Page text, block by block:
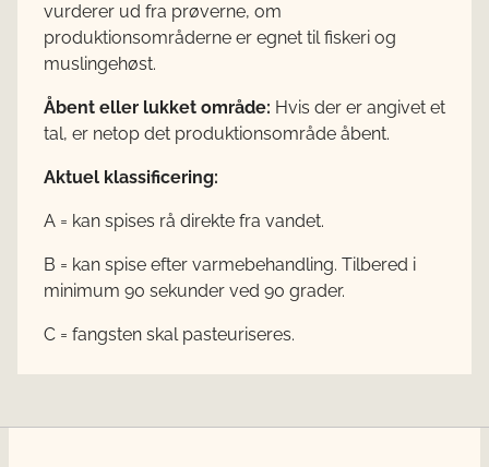
vurderer ud fra prøverne, om
produktionsområderne er egnet til fiskeri og
muslingehøst.
Åbent eller lukket område: Hvis der er angivet et
tal, er netop det produktionsområde åbent.
Aktuel klassificering:
A = kan spises rå direkte fra vandet.
B = kan spise efter varmebehandling. Tilbered i
minimum 90 sekunder ved 90 grader.
C = fangsten skal pasteuriseres.